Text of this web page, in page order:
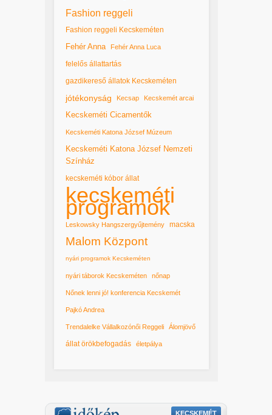
Fashion reggeli
Fashion reggeli Kecskeméten
Fehér Anna Fehér Anna Luca
felelős állattartás
gazdikereső állatok Kecskeméten
jótékonyság Kecsap Kecskemét arcai
Kecskeméti Cicamentők
Kecskeméti Katona József Múzeum
Kecskeméti Katona József Nemzeti
Színház
kecskeméti kóbor állat
kecskeméti
programok
Leskowsky Hangszergyűjtemény macska
Malom Központ
nyári programok Kecskeméten
nyári táborok Kecskeméten nőnap
Nőnek lenni jó! konferencia Kecskemét
Pajkó Andrea
Trendalelke Vállalkozónői Reggeli Álomjövő
állat örökbefogadás életpálya